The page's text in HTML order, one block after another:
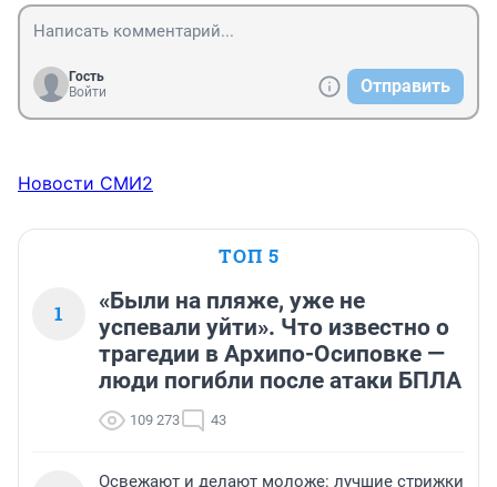
Гость
Войти
Отправить
Новости СМИ2
ТОП 5
1
«Были на пляже, уже не
успевали уйти». Что известно о
трагедии в Архипо-Осиповке —
люди погибли после атаки БПЛА
109 273 43
Освежают и делают моложе: лучшие стрижки